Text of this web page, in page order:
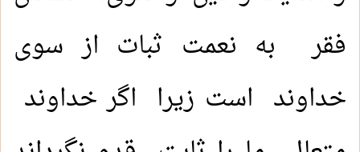
فقر به نعمت ثبات از سوی
خداوند است زیرا اگر خداوند